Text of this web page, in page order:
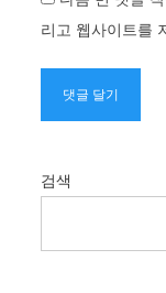
리고 웹사이트를
검색